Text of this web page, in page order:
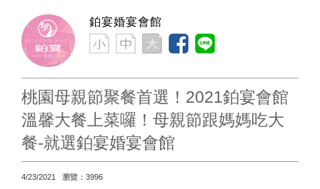
鉑宴婚宴會館
桃園母親節聚餐首選！2021鉑宴會館
溫馨大餐上菜囉！母親節跟媽媽吃大
餐-就選鉑宴婚宴會館
4/23/2021 瀏覽：3996